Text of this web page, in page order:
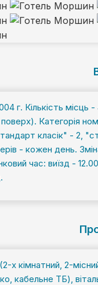
г. Кількість місць -
поверх). Категорія
класік" - 2,
- кожен день.
час: виїзд -
х кімнатний, 2-
кабельне ТБ),